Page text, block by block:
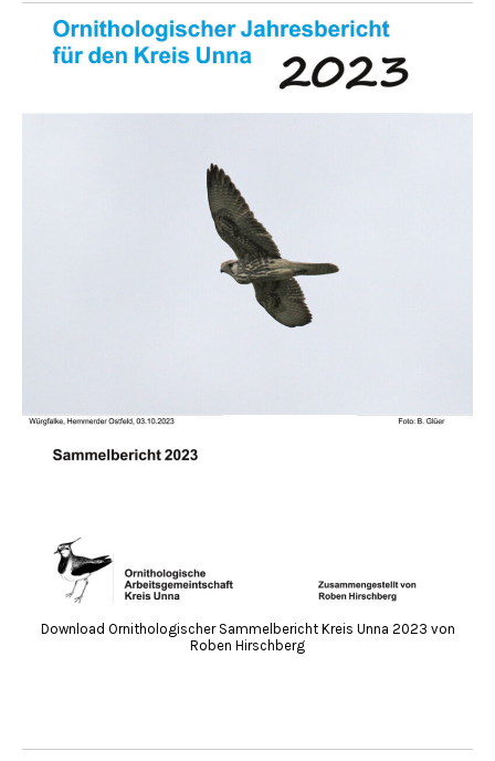
Download Ornithologischer Sammelbericht Kreis Unna 2023 von
Roben Hirschberg